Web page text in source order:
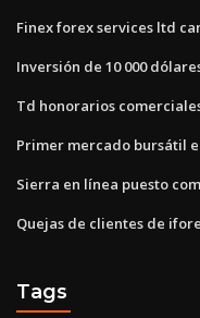
Finex forex services ltd
Inversión de 10 000
Td honorarios
Primer mercado bursátil
Sierra en línea puesto
Quejas de clientes de
Tags